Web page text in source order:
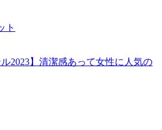
ト
ル2023】清潔感あって女性に人気の